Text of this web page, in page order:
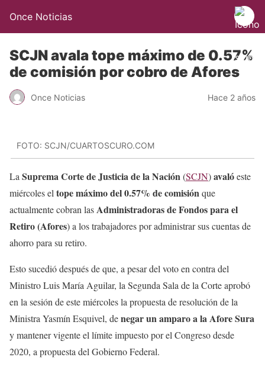
Once Noticias
SCJN avala tope máximo de 0.57%
de comisión por cobro de Afores
Once Noticias Hace 2 años
FOTO: SCJN/CUARTOSCURO.COM
La Suprema Corte de Justicia de la Nación(SCJN)avalóeste
miércoles el tope máximo del 0.57% de comisiónque
actualmente cobran lasAdministradoras de Fondos para el
Retiro (Afores) a los trabajadores por administrar sus cuentas de
ahorro para su retiro.
Esto sucedió después de que, a pesar del voto en contra del
Ministro Luis María Aguilar, la Segunda Sala de la Corte aprobó
en la sesión de este miércoles la propuesta de resolución de la
Ministra Yasmín Esquivel, denegar un amparo a laAfore Sura
y mantener vigente el límite impuesto por el Congreso desde
2020, a propuesta del Gobierno Federal.